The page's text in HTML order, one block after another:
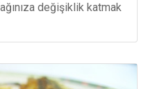
değişiklik katmak